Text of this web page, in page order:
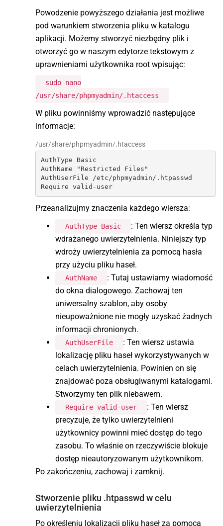
Powodzenie powyższego działania jest możliwe
pod warunkiem stworzenia pliku w katalogu
aplikacji. Możemy stworzyć niezbędny plik i
otworzyć go w naszym edytorze tekstowym z
uprawnieniami użytkownika root wpisując:
sudo nano
/usr/share/phpmyadmin/.htaccess
W pliku powinniśmy wprowadzić następujące
informacje:
/usr/share/phpmyadmin/.htaccess
AuthType Basic
AuthName "Restricted Files"
AuthUserFile /etc/phpmyadmin/.htpasswd
Require valid-user
Przeanalizujmy znaczenia każdego wiersza:
AuthType Basic
: Ten wiersz określa typ
wdrażanego uwierzytelnienia. Niniejszy typ
wdroży uwierzytelnienia za pomocą hasła
przy użyciu pliku haseł.
AuthName
: Tutaj ustawiamy wiadomość
do okna dialogowego. Zachowaj ten
uniwersalny szablon, aby osoby
nieupoważnione nie mogły uzyskać żadnych
informacji chronionych.
AuthUserFile
: Ten wiersz ustawia
lokalizację pliku haseł wykorzystywanych w
celach uwierzytelnienia. Powinien on się
znajdować poza obsługiwanymi katalogami.
Stworzymy ten plik niebawem.
Require valid-user
: Ten wiersz
precyzuje, że tylko uwierzytelnieni
użytkownicy powinni mieć dostęp do tego
zasobu. To właśnie on rzeczywiście blokuje
dostęp nieautoryzowanym użytkownikom.
Po zakończeniu, zachowaj i zamknij.
Stworzenie pliku .htpasswd w celu
uwierzytelnienia
Po określeniu lokalizacji pliku haseł za pomocą